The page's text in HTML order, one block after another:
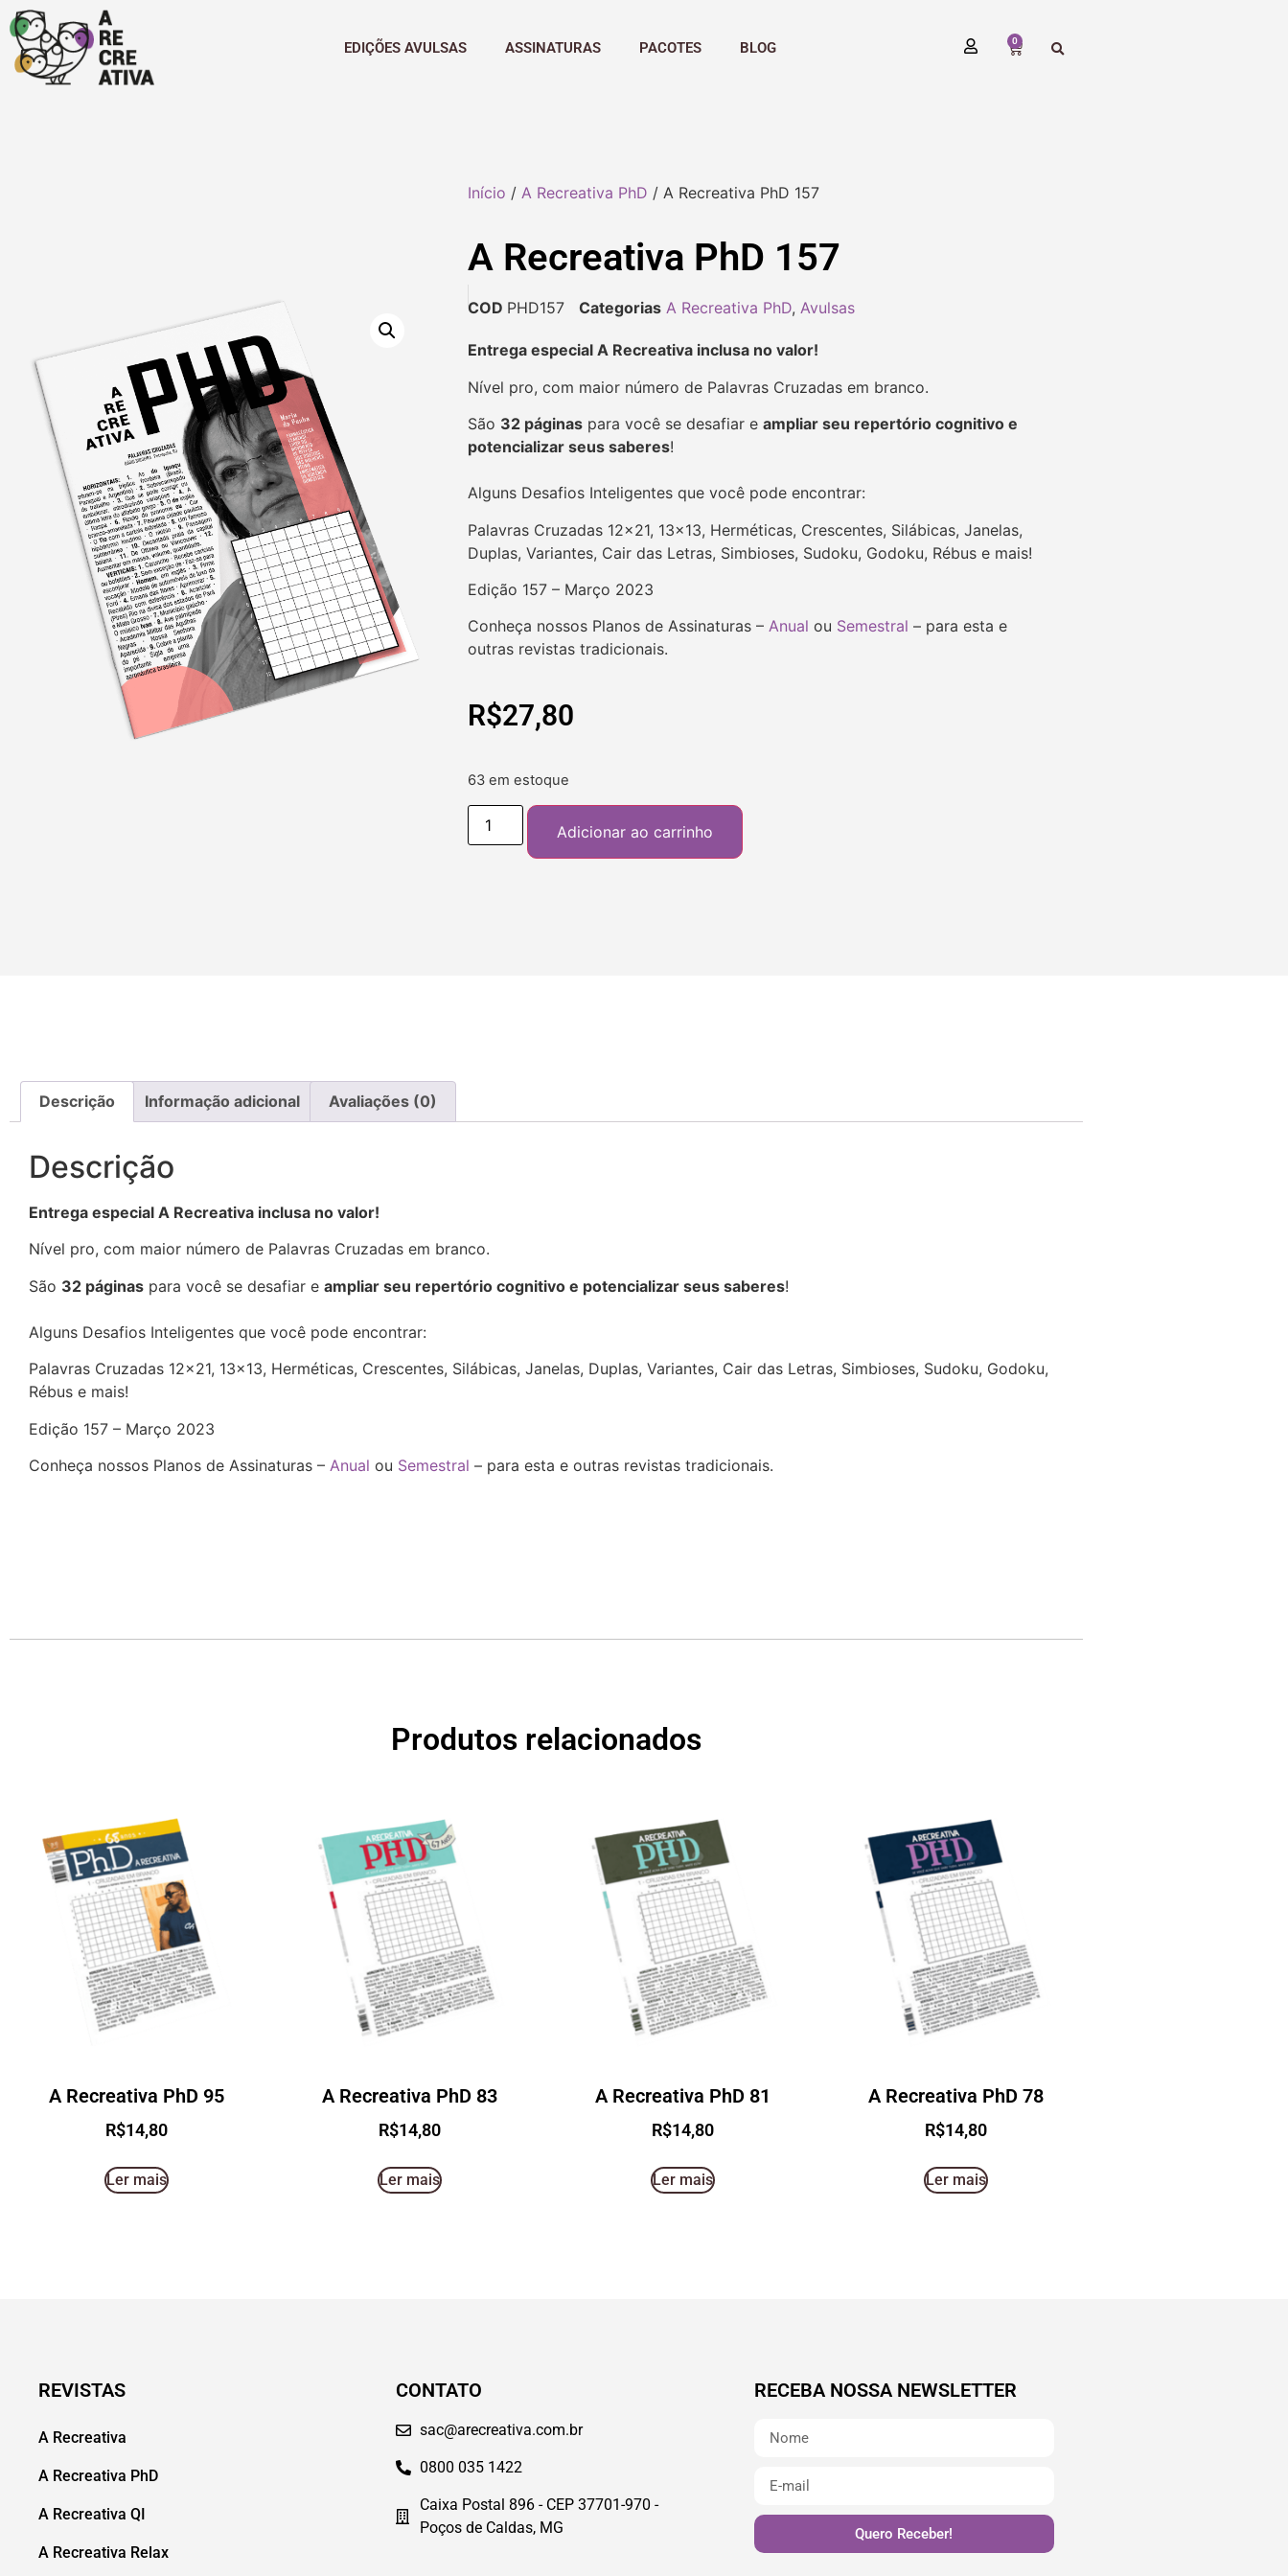
EDIÇÕES AVULSAS ASSINATURAS PACOTES BLOG 0
Início / A Recreativa PhD / A Recreativa PhD 157
A Recreativa PhD 157
COD PHD157 Categorias A Recreativa PhD, Avulsas
Entrega especial A Recreativa inclusa no valor!
Nível pro, com maior número de Palavras Cruzadas em branco.
São 32 páginas para você se desafiar e ampliar seu repertório cognitivo e
potencializar seus saberes!
Alguns Desafios Inteligentes que você pode encontrar:
Palavras Cruzadas 12×21, 13×13, Herméticas, Crescentes, Silábicas, Janelas,
Duplas, Variantes, Cair das Letras, Simbioses, Sudoku, Godoku, Rébus e mais!
Edição 157 – Março 2023
Conheça nossos Planos de Assinaturas – Anual ou Semestral – para esta e
outras revistas tradicionais.
R$27,80
63 em estoque
Adicionar ao carrinho
Descrição Informação adicional Avaliações (0)
Descrição
Entrega especial A Recreativa inclusa no valor!
Nível pro, com maior número de Palavras Cruzadas em branco.
São 32 páginas para você se desafiar e ampliar seu repertório cognitivo e potencializar seus saberes!
Alguns Desafios Inteligentes que você pode encontrar:
Palavras Cruzadas 12×21, 13×13, Herméticas, Crescentes, Silábicas, Janelas, Duplas, Variantes, Cair das Letras, Simbioses, Sudoku, Godoku,
Rébus e mais!
Edição 157 – Março 2023
Conheça nossos Planos de Assinaturas – Anual ou Semestral – para esta e outras revistas tradicionais.
Produtos relacionados
A Recreativa PhD 95
R$14,80
Ler mais
A Recreativa PhD 83
R$14,80
Ler mais
A Recreativa PhD 81
R$14,80
Ler mais
A Recreativa PhD 78
R$14,80
Ler mais
REVISTAS
A Recreativa
A Recreativa PhD
A Recreativa QI
A Recreativa Relax
CONTATO
sac@arecreativa.com.br
0800 035 1422
Caixa Postal 896 - CEP 37701-970 -
Poços de Caldas, MG
RECEBA NOSSA NEWSLETTER
Quero Receber!